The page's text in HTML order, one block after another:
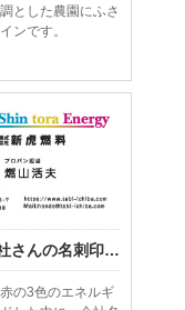
とした農園にふさ
ンです。
燃料会社さんの名刺印刷デザインしてみました
の3色のエネルギ